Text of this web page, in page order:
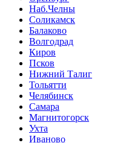
Наб.Челны
Соликамск
Балаково
Волгодрад
Киров
Псков
Нижний Талиг
Тольятти
Челябинск
Самара
Магнитогорск
Ухта
Иваново